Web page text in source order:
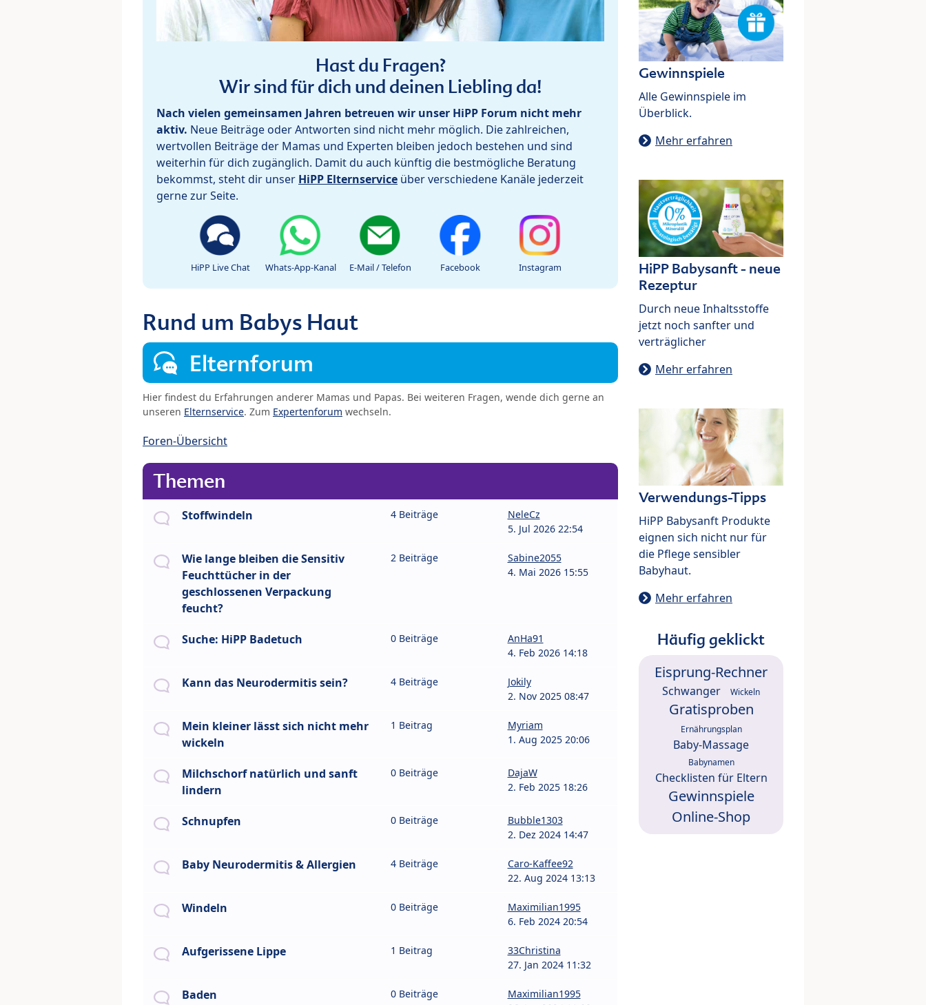
Hast du Fragen?
Wir sind für dich und deinen Liebling da!
Nach vielen gemeinsamen Jahren betreuen wir unser HiPP Forum nicht mehr
aktiv. Neue Beiträge oder Antworten sind nicht mehr möglich. Die zahlreichen,
wertvollen Beiträge der Mamas und Experten bleiben jedoch bestehen und sind
weiterhin für dich zugänglich. Damit du auch künftig die bestmögliche Beratung
bekommst, steht dir unser HiPP Elternservice über verschiedene Kanäle jederzeit
gerne zur Seite.
HiPP Live Chat Whats-App-Kanal E-Mail / Telefon Facebook Instagram
Rund um Babys Haut
Elternforum
Hier findest du Erfahrungen anderer Mamas und Papas. Bei weiteren Fragen, wende dich gerne an
unseren Elternservice. Zum Expertenforum wechseln.
Foren-Übersicht
Themen
Stoffwindeln 4 Beiträge
NeleCz
5. Jul 2026 22:54
Wie lange bleiben die Sensitiv
Feuchttücher in der
geschlossenen Verpackung
feucht?
2 Beiträge
Sabine2055
4. Mai 2026 15:55
Suche: HiPP Badetuch 0 Beiträge
AnHa91
4. Feb 2026 14:18
Kann das Neurodermitis sein? 4 Beiträge
Jokily
2. Nov 2025 08:47
Mein kleiner lässt sich nicht mehr
wickeln
1 Beitrag
Myriam
1. Aug 2025 20:06
Milchschorf natürlich und sanft
lindern
0 Beiträge
DajaW
2. Feb 2025 18:26
Schnupfen 0 Beiträge
Bubble1303
2. Dez 2024 14:47
Baby Neurodermitis & Allergien 4 Beiträge
Caro-Kaffee92
22. Aug 2024 13:13
Windeln 0 Beiträge
Maximilian1995
6. Feb 2024 20:54
Aufgerissene Lippe 1 Beitrag
33Christina
27. Jan 2024 11:32
Baden 0 Beiträge
Maximilian1995
Gewinnspiele
Alle Gewinnspiele im
Überblick.
Mehr erfahren
HiPP Babysanft - neue
Rezeptur
Durch neue Inhaltsstoffe
jetzt noch sanfter und
verträglicher
Mehr erfahren
Verwendungs-Tipps
HiPP Babysanft Produkte
eignen sich nicht nur für
die Pflege sensibler
Babyhaut.
Mehr erfahren
Häufig geklickt
Eisprung-Rechner
Schwanger Wickeln
Gratisproben
Ernährungsplan
Baby-Massage
Babynamen
Checklisten für Eltern
Gewinnspiele
Online-Shop